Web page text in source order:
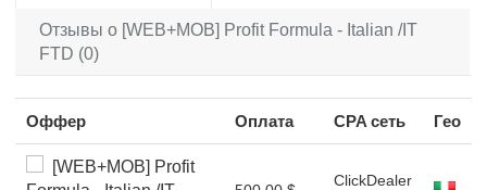
Отзывы о [WEB+MOB] Profit Formula - Italian /IT
FTD (0)
Оффер Оплата CPA сеть Гео
[WEB+MOB] Profit
ClickDealer